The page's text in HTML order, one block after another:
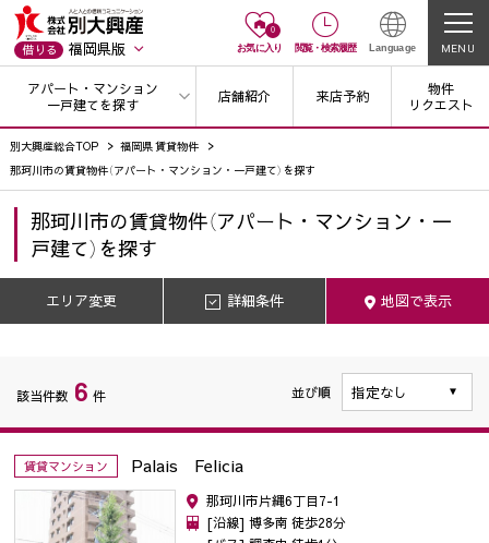
借りる 福岡県版
0
お気に入り 閲覧・ 検索履歴 Language MENU
アパート・マンション
一戸建てを探す
店舗紹介 来店予約
物件
リクエスト
別大興産総合TOP
福岡県 賃貸物件
那珂川市の賃貸物件（アパート・マンション・一戸建て）を探す
エリア変更 詳細条件 地図で表示
那珂川市の賃貸物件（アパート・マンション・一
戸建て）を探す
該当件数 6 件 並び順
賃貸マンション Palais Felicia
那珂川市片縄6丁目7-1
[沿線] 博多南 徒歩28分